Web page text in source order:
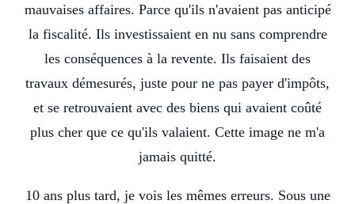
mauvaises affaires. Parce qu'ils n'avaient pas anticipé
la fiscalité. Ils investissaient en nu sans comprendre
les conséquences à la revente. Ils faisaient des
travaux démesurés, juste pour ne pas payer d'impôts,
et se retrouvaient avec des biens qui avaient coûté
plus cher que ce qu'ils valaient. Cette image ne m'a
jamais quitté.
10 ans plus tard, je vois les mêmes erreurs. Sous une